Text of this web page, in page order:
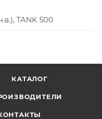
TANK 500
КАТАЛОГ